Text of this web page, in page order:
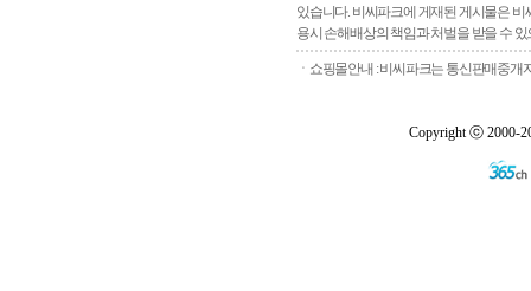
있습니다. 비씨파크에 게재된 게시물은
용시 손해배상의 책임과 처벌을 받을 수
ㆍ쇼핑몰안내 : 비씨파크는 통신판매중개
Copyright ⓒ 2000-